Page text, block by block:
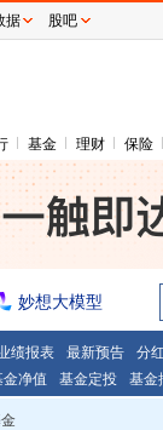
基金 理财 保险
妙想大模型
绩报表 最新预告 分
金净值 基金定投 基金
据 股吧